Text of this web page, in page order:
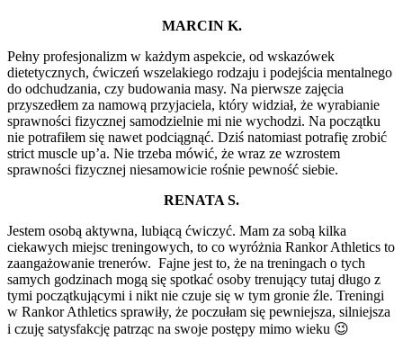
MARCIN K.
Pełny profesjonalizm w każdym aspekcie, od wskazówek
dietetycznych, ćwiczeń wszelakiego rodzaju i podejścia mentalnego
do odchudzania, czy budowania masy. Na pierwsze zajęcia
przyszedłem za namową przyjaciela, który widział, że wyrabianie
sprawności fizycznej samodzielnie mi nie wychodzi. Na początku
nie potrafiłem się nawet podciągnąć. Dziś natomiast potrafię zrobić
strict muscle up’a. Nie trzeba mówić, że wraz ze wzrostem
sprawności fizycznej niesamowicie rośnie pewność siebie.
RENATA S.
Jestem osobą aktywna, lubiącą ćwiczyć. Mam za sobą kilka
ciekawych miejsc treningowych, to co wyróżnia Rankor Athletics to
zaangażowanie trenerów. Fajne jest to, że na treningach o tych
samych godzinach mogą się spotkać osoby trenujący tutaj długo z
tymi początkującymi i nikt nie czuje się w tym gronie źle. Treningi
w Rankor Athletics sprawiły, że poczułam się pewniejsza, silniejsza
i czuję satysfakcję patrząc na swoje postępy mimo wieku 😉